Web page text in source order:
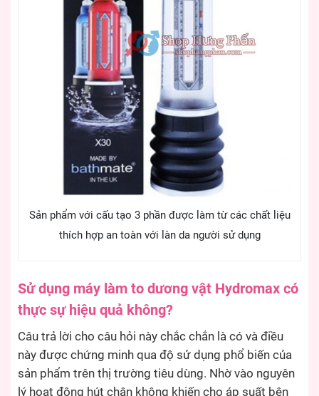
Sản phẩm với cấu tạo 3 phần được làm từ các chất liệu
thích hợp an toàn với làn da người sử dụng
Sử dụng máy làm to dương vật Hydromax có
thực sự hiệu quả không?
Câu trả lời cho câu hỏi này chắc chắn là có và điều
này được chứng minh qua độ sử dụng phổ biến của
sản phẩm trên thị trường tiêu dùng. Nhờ vào nguyên
lý hoạt động hút chân không khiến cho áp suất bên